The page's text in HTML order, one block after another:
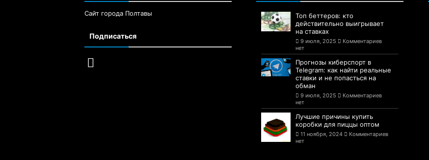
Сайт города Полтавы
Подписаться
Топ беттеров: кто
действительно выигрывает
на ставках
9 июля, 2025
Комментариев
нет
Прогнозы киберспорт в
Telegram: как найти реальные
ставки и не попасться на
обман
9 июля, 2025
Комментариев
нет
Лучшие причины купить
коробки для пиццы оптом
11 ноября, 2024
Комментариев
нет